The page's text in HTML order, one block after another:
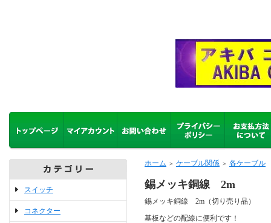
スイッチ
コネクター
ホーム ＞ ケーブル関係 ＞ 各ケーブル
錫メッキ銅線 2m
錫メッキ銅線 2m（切り売り品）
基板などの配線に便利です！